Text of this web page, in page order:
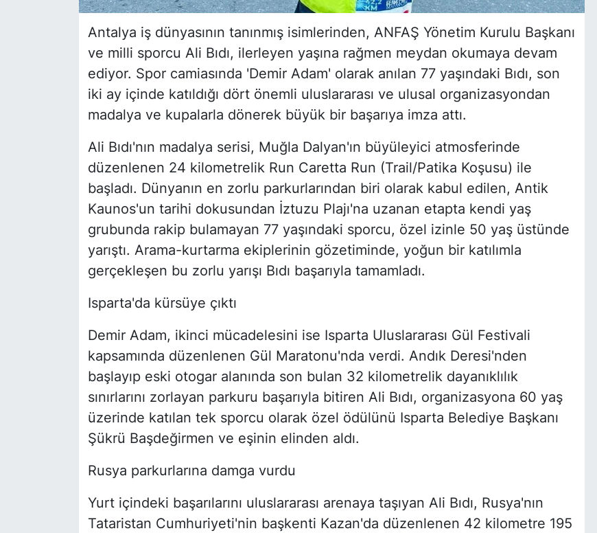
Antalya iş dünyasının tanınmış isimlerinden, ANFAŞ Yönetim Kurulu Başkanı
ve milli sporcu Ali Bıdı, ilerleyen yaşına rağmen meydan okumaya devam
ediyor. Spor camiasında 'Demir Adam' olarak anılan 77 yaşındaki Bıdı, son
iki ay içinde katıldığı dört önemli uluslararası ve ulusal organizasyondan
madalya ve kupalarla dönerek büyük bir başarıya imza attı.
Ali Bıdı'nın madalya serisi, Muğla Dalyan'ın büyüleyici atmosferinde
düzenlenen 24 kilometrelik Run Caretta Run (Trail/Patika Koşusu) ile
başladı. Dünyanın en zorlu parkurlarından biri olarak kabul edilen, Antik
Kaunos'un tarihi dokusundan İztuzu Plajı'na uzanan etapta kendi yaş
grubunda rakip bulamayan 77 yaşındaki sporcu, özel izinle 50 yaş üstünde
yarıştı. Arama-kurtarma ekiplerinin gözetiminde, yoğun bir katılımla
gerçekleşen bu zorlu yarışı Bıdı başarıyla tamamladı.
Isparta'da kürsüye çıktı
Demir Adam, ikinci mücadelesini ise Isparta Uluslararası Gül Festivali
kapsamında düzenlenen Gül Maratonu'nda verdi. Andık Deresi'nden
başlayıp eski otogar alanında son bulan 32 kilometrelik dayanıklılık
sınırlarını zorlayan parkuru başarıyla bitiren Ali Bıdı, organizasyona 60 yaş
üzerinde katılan tek sporcu olarak özel ödülünü Isparta Belediye Başkanı
Şükrü Başdeğirmen ve eşinin elinden aldı.
Rusya parkurlarına damga vurdu
Yurt içindeki başarılarını uluslararası arenaya taşıyan Ali Bıdı, Rusya'nın
Tataristan Cumhuriyeti'nin başkenti Kazan'da düzenlenen 42 kilometre 195